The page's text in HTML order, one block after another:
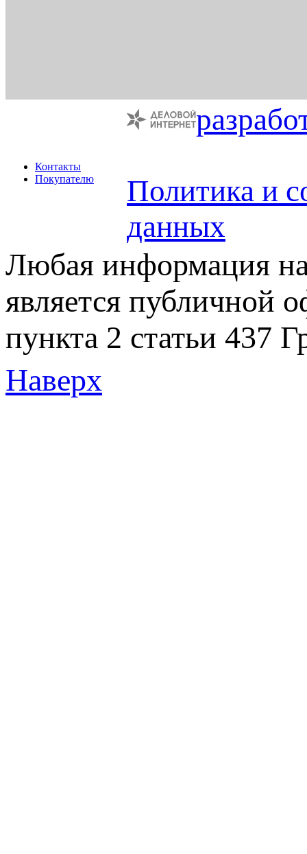
Контакты
Покупателю
Политика и
данных
Любая информация на
является публичной
пункта 2 статьи 437
Наверх